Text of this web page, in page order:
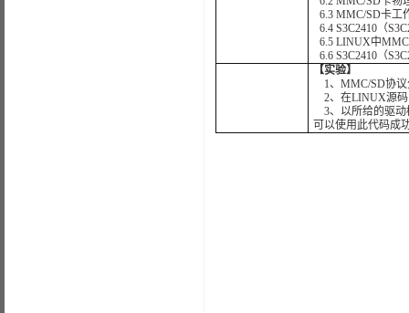
6.3 MMC/SD卡工
6.4 S3C2410（
6.5 LINUX中
6.6 S3C2410（
【实验】
1、MMC/SD协议
2、在LINUX源码
3、以所给的驱动
可以使用此代码成